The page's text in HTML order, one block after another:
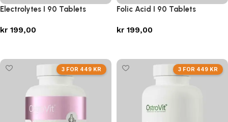
Electrolytes I 90 Tablets
kr 199,00
Folic Acid I 90 Tablets
kr 199,00
3 FOR 449 KR 3 FOR 449 KR